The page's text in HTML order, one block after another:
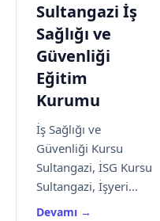
Sultangazi İş
Sağlığı ve
Güvenliği
Eğitim
Kurumu
İş Sağlığı ve
Güvenliği Kursu
Sultangazi, İSG Kursu
Sultangazi, İşyeri...
Devamı →